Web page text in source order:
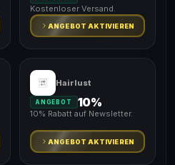
Kostenloser Versand.
ANGEBOT AKTIVIEREN
Hairlust
ANGEBOT 10%
10% Rabatt auf Newsletter.
ANGEBOT AKTIVIEREN